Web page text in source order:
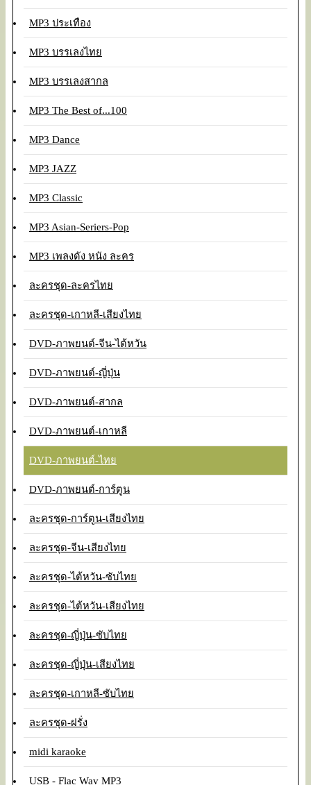
MP3 ประเทือง
MP3 บรรเลงไทย
MP3 บรรเลงสากล
MP3 The Best of...100
MP3 Dance
MP3 JAZZ
MP3 Classic
MP3 Asian-Seriers-Pop
MP3 เพลงดัง หนัง ละคร
ละครชุด-ละครไทย
ละครชุด-เกาหลี-เสียงไทย
DVD-ภาพยนต์-จีน-ไต้หวัน
DVD-ภาพยนต์-ญี่ปุ่น
DVD-ภาพยนต์-สากล
DVD-ภาพยนต์-เกาหลี
DVD-ภาพยนต์-ไทย
DVD-ภาพยนต์-การ์ตูน
ละครชุด-การ์ตูน-เสียงไทย
ละครชุด-จีน-เสียงไทย
ละครชุด-ไต้หวัน-ซับไทย
ละครชุด-ไต้หวัน-เสียงไทย
ละครชุด-ญี่ปุ่น-ซับไทย
ละครชุด-ญี่ปุ่น-เสียงไทย
ละครชุด-เกาหลี-ซับไทย
ละครชุด-ฝรั่ง
midi karaoke
USB - Flac Wav MP3